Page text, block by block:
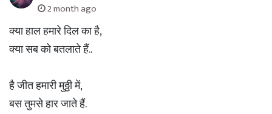
2 month ago
क्या हाल हमारे दिल का है,
क्या सब को बतलाते हैं..
है जीत हमारी मुठ्ठी में,
बस तुमसे हार जाते हैं.